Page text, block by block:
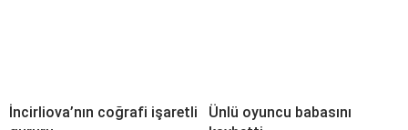
İncirliova’nın coğrafi işaretli
Ünlü oyuncu babasını